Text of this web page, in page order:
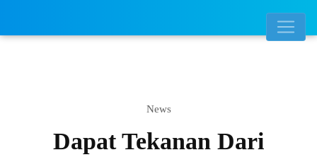
News
Dapat Tekanan Dari